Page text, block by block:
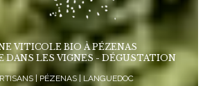
VITICOLE BIO À PÉZENAS
DANS LES VIGNES - DÉGUSTATION
| PÉZENAS | LANGUEDOC